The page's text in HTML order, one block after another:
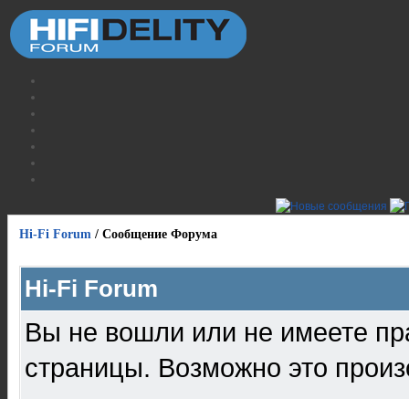
Hi-Fi Forum / Сообщение Форума
Hi-Fi Forum
Вы не вошли или не имеете
страницы. Возможно это